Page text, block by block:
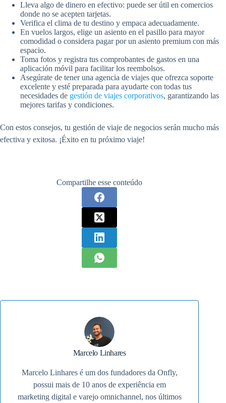
Lleva algo de dinero en efectivo: puede ser útil en comercios
donde no se acepten tarjetas.
Verifica el clima de tu destino y empaca adecuadamente.
En vuelos largos, elige un asiento en el pasillo para mayor
comodidad o considera pagar por un asiento premium con más
espacio.
Toma fotos y registra tus comprobantes de gastos en una
aplicación móvil para facilitar los reembolsos.
Asegúrate de tener una agencia de viajes que ofrezca soporte
excelente y esté preparada para ayudarte con todas tus
necesidades de gestión de viajes corporativos, garantizando las
mejores tarifas y condiciones.
Con estos consejos, tu gestión de viaje de negocios serán mucho más
efectiva y exitosa. ¡Éxito en tu próximo viaje!
Compartilhe esse conteúdo
Marcelo Linhares
Marcelo Linhares é um dos fundadores da Onfly,
possui mais de 10 anos de experiência em
marketing digital e varejo omnichannel, nos últimos